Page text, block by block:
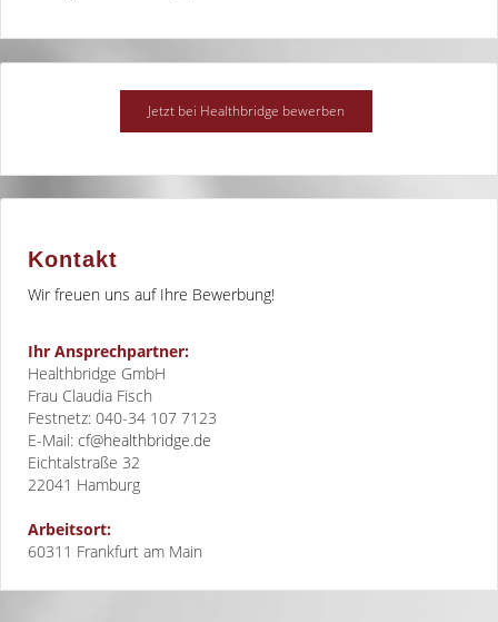
Kontakt
Wir freuen uns auf Ihre Bewerbung!
Ihr Ansprechpartner:
Healthbridge GmbH
Frau Claudia Fisch
Festnetz: 040-34 107 7123
E-Mail: cf@healthbridge.de
Eichtalstraße 32
22041 Hamburg
Arbeitsort:
60311 Frankfurt am Main